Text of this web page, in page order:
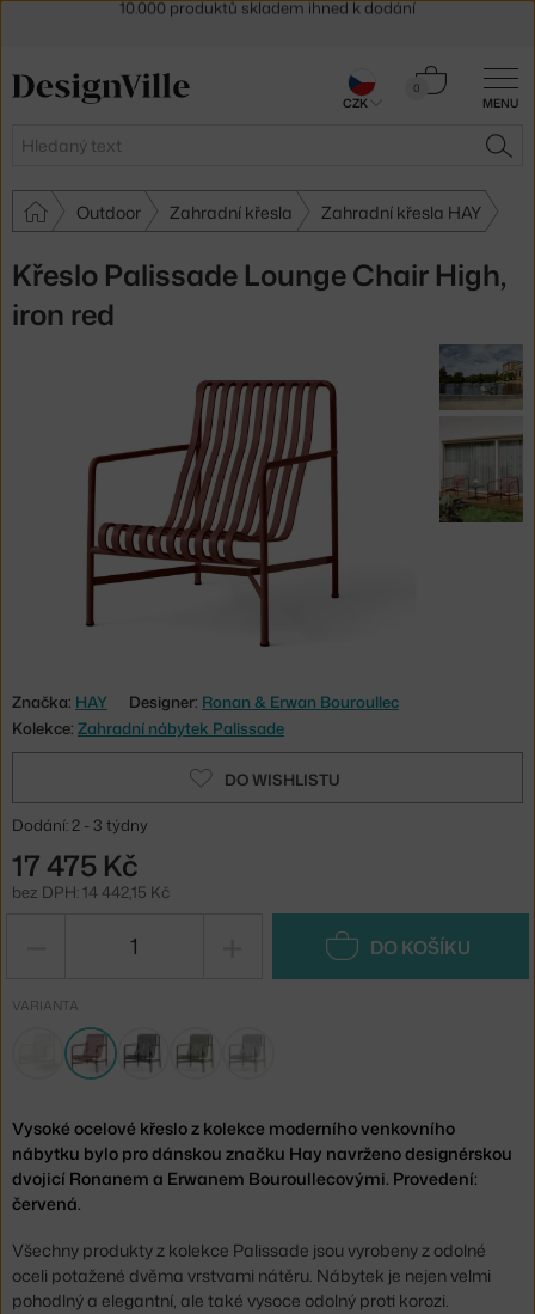
MENU
Hledat
0
Košík
Outdoor Zahradní křesla Zahradní křesla HAY
Křeslo Palissade Lounge Chair High,
iron red
Značka: HAY Designer: Ronan & Erwan Bouroullec
Kolekce: Zahradní nábytek Palissade
DO WISHLISTU
Dodání: 2 - 3 týdny
17 475 Kč
bez DPH: 14 442,15 Kč
DO KOŠÍKU
VARIANTA
Vysoké ocelové křeslo z kolekce moderního venkovního
nábytku bylo pro dánskou značku Hay navrženo designérskou
dvojicí Ronanem a Erwanem Bouroullecovými. Provedení:
červená.
Všechny produkty z kolekce Palissade jsou vyrobeny z odolné
oceli potažené dvěma vrstvami nátěru. Nábytek je nejen velmi
pohodlný a elegantní, ale také vysoce odolný proti korozi.
30 dní na vrácení zboží
CZK